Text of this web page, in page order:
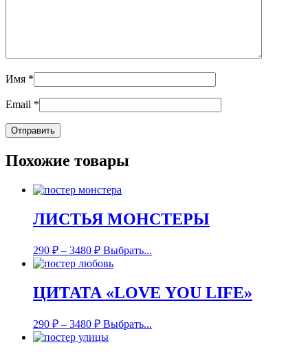
Имя *
Email *
Похожие товары
ЛИСТЬЯ МОНСТЕРЫ
290 ₽ – 3480 ₽ Выбрать...
ЦИТАТА «LOVE YOU LIFE»
290 ₽ – 3480 ₽ Выбрать...